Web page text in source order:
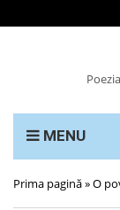
MENU
Prima pagină»O